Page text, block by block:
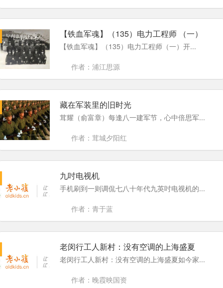
【铁血军魂】（135）电力工程师 （一）
【铁血军魂】（135）电力工程师（一）开...
作者：浦江思源
藏在军装里的旧时光
茸耀（俞富章）每逢八一建军节，心中倍思军...
作者：茸城夕阳红
九吋电视机
手机刷到一则调侃七八十年代九英吋电视机的...
作者：青于蓝
老闵行工人新村：没有空调的上海盛夏
老闵行工人新村：没有空调的上海盛夏如今家...
作者：晚霞映国资